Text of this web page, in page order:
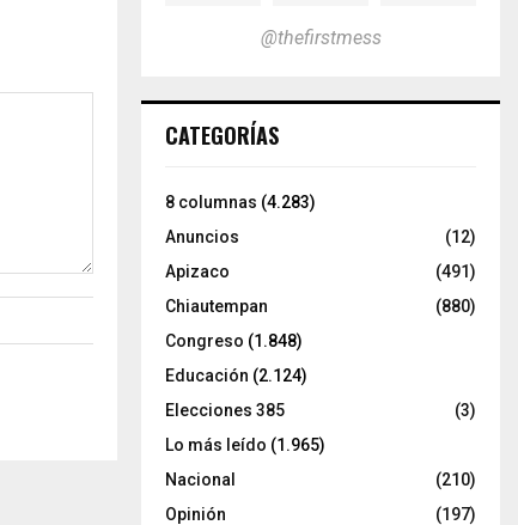
@thefirstmess
CATEGORÍAS
8 columnas (4.283)
Anuncios
(12)
Apizaco
(491)
Chiautempan
(880)
Congreso (1.848)
Educación (2.124)
Elecciones 385
(3)
Lo más leído (1.965)
Nacional
(210)
Opinión
(197)